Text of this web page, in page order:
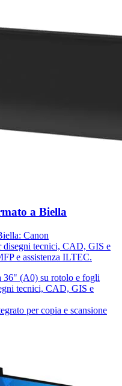
a Biella
Canon
tecnici, CAD, GIS e
e assistenza ILTEC.
36" (A0) su rotolo e fogli
tecnici, CAD, GIS e
per copia e scansione